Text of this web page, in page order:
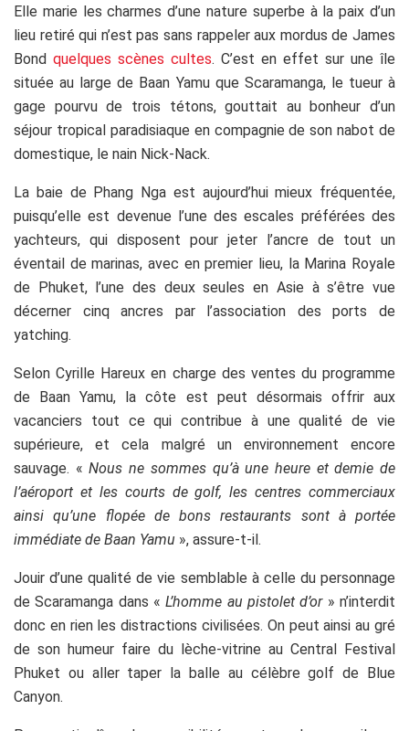
Elle marie les charmes d’une nature superbe à la paix d’un
lieu retiré qui n’est pas sans rappeler aux mordus de James
Bond quelques scènes cultes. C’est en effet sur une île
située au large de Baan Yamu que Scaramanga, le tueur à
gage pourvu de trois tétons, gouttait au bonheur d’un
séjour tropical paradisiaque en compagnie de son nabot de
domestique, le nain Nick-Nack.
La baie de Phang Nga est aujourd’hui mieux fréquentée,
puisqu’elle est devenue l’une des escales préférées des
yachteurs, qui disposent pour jeter l’ancre de tout un
éventail de marinas, avec en premier lieu, la Marina Royale
de Phuket, l’une des deux seules en Asie à s’être vue
décerner cinq ancres par l’association des ports de
yatching.
Selon Cyrille Hareux en charge des ventes du programme
de Baan Yamu, la côte est peut désormais offrir aux
vacanciers tout ce qui contribue à une qualité de vie
supérieure, et cela malgré un environnement encore
sauvage. «Nous ne sommes qu’à une heure et demie de
l’aéroport et les courts de golf, les centres commerciaux
ainsi qu’une flopée de bons restaurants sont à portée
immédiate de Baan Yamu », assure-t-il.
Jouir d’une qualité de vie semblable à celle du personnage
de Scaramanga dans «L’homme au pistolet d’or» n’interdit
donc en rien les distractions civilisées. On peut ainsi au gré
de son humeur faire du lèche-vitrine au Central Festival
Phuket ou aller taper la balle au célèbre golf de Blue
Canyon.